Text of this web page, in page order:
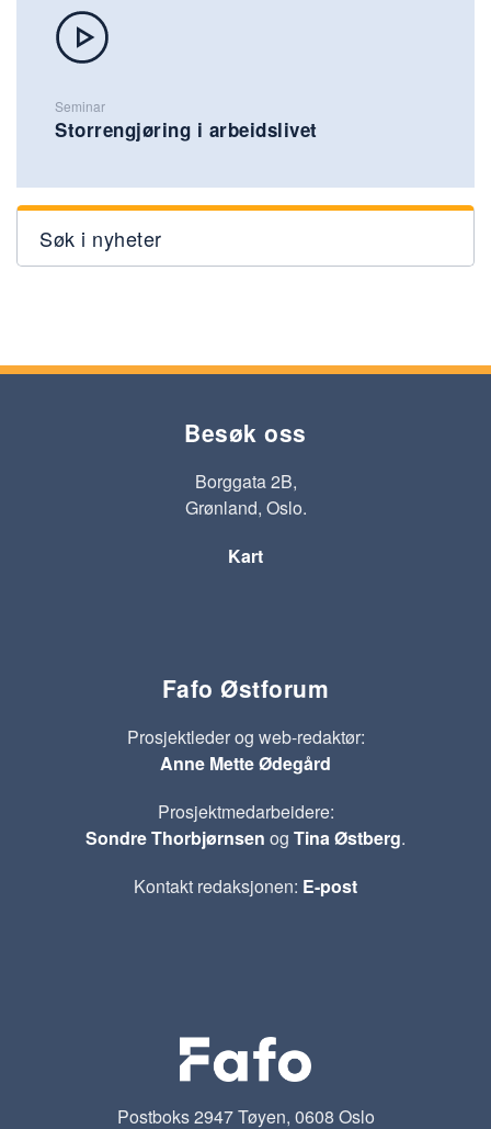
Seminar
Storrengjøring i arbeidslivet
Søk i nyheter
Besøk oss
Borggata 2B,
Grønland, Oslo.
Kart
Fafo Østforum
Prosjektleder og web-redaktør:
Anne Mette Ødegård
Prosjektmedarbeidere:
Sondre Thorbjørnsen og Tina Østberg.
Kontakt redaksjonen: E-post
Postboks 2947 Tøyen, 0608 Oslo